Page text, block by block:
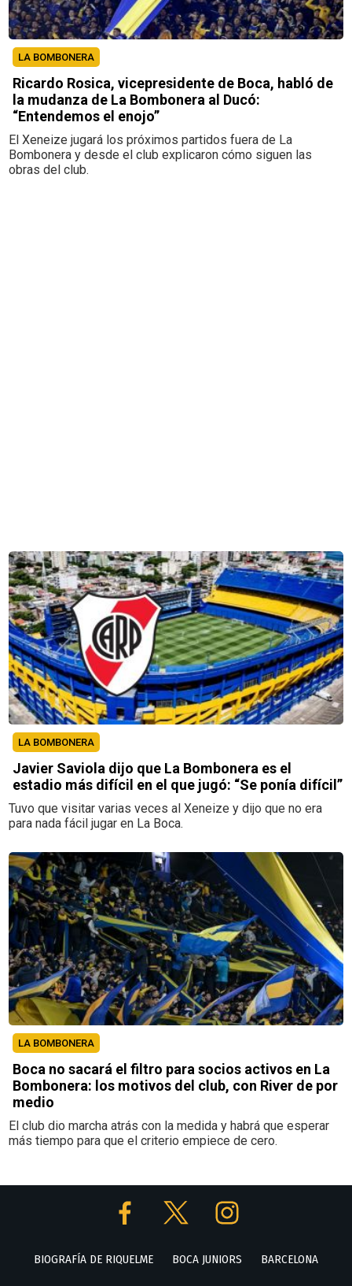
LA BOMBONERA
Ricardo Rosica, vicepresidente de Boca, habló de
la mudanza de La Bombonera al Ducó:
“Entendemos el enojo”
El Xeneize jugará los próximos partidos fuera de La
Bombonera y desde el club explicaron cómo siguen las
obras del club.
LA BOMBONERA
Javier Saviola dijo que La Bombonera es el
estadio más difícil en el que jugó: “Se ponía difícil”
Tuvo que visitar varias veces al Xeneize y dijo que no era
para nada fácil jugar en La Boca.
LA BOMBONERA
Boca no sacará el filtro para socios activos en La
Bombonera: los motivos del club, con River de por
medio
El club dio marcha atrás con la medida y habrá que esperar
más tiempo para que el criterio empiece de cero.
BIOGRAFÍA DE RIQUELME BOCA JUNIORS BARCELONA